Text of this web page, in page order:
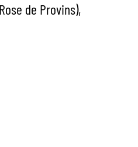
de Provins),